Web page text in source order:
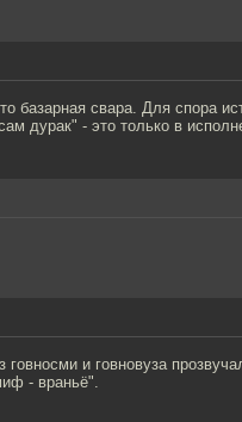
базарная свара. Для спора
дурак" - это только в
говносми и говновуза
- враньё".